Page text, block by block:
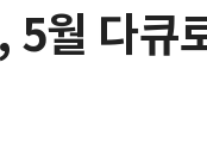
월 다큐